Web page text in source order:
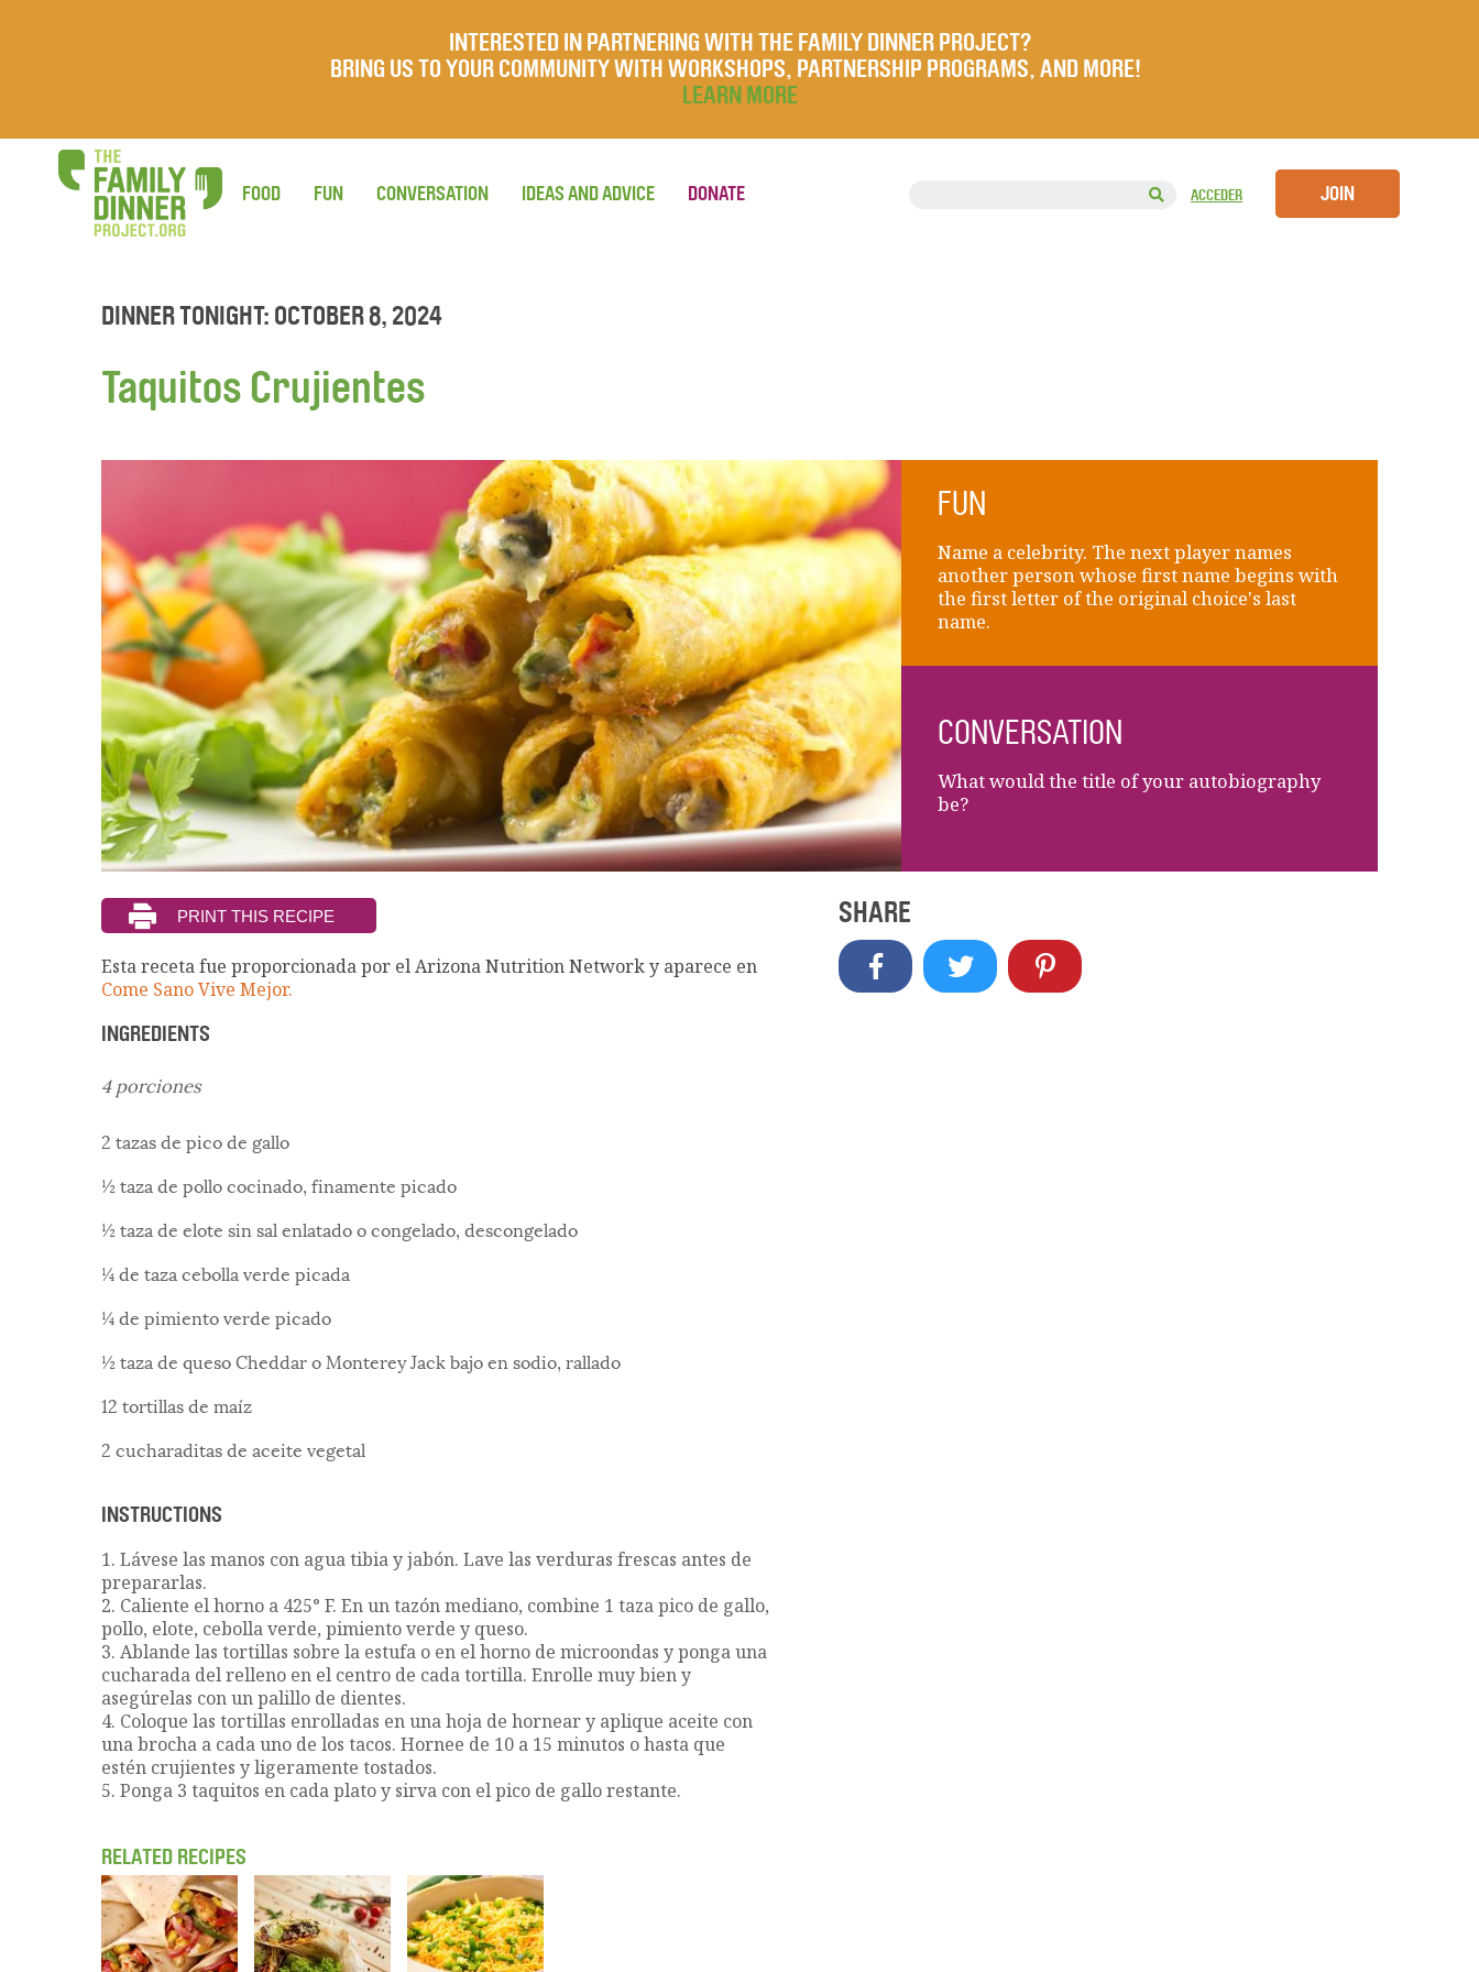
INTERESTED IN PARTNERING WITH THE FAMILY DINNER PROJECT?
BRING US TO YOUR COMMUNITY WITH WORKSHOPS, PARTNERSHIP PROGRAMS, AND MORE!
LEARN MORE
ACCEDER JOIN
FOOD FUN CONVERSATION IDEAS AND ADVICE DONATE
DINNER TONIGHT: OCTOBER 8, 2024
Taquitos Crujientes
FUN
Name a celebrity. The next player names
another person whose first name begins with
the first letter of the original choice's last
name.
CONVERSATION
What would the title of your autobiography
be?
Esta receta fue proporcionada por el Arizona Nutrition Network y aparece en
Come Sano Vive Mejor.
INGREDIENTS
4 porciones
2 tazas de pico de gallo
½ taza de pollo cocinado, finamente picado
½ taza de elote sin sal enlatado o congelado, descongelado
¼ de taza cebolla verde picada
¼ de pimiento verde picado
½ taza de queso Cheddar o Monterey Jack bajo en sodio, rallado
12 tortillas de maíz
2 cucharaditas de aceite vegetal
INSTRUCTIONS
1. Lávese las manos con agua tibia y jabón. Lave las verduras frescas antes de
prepararlas.
2. Caliente el horno a 425° F. En un tazón mediano, combine 1 taza pico de gallo,
pollo, elote, cebolla verde, pimiento verde y queso.
3. Ablande las tortillas sobre la estufa o en el horno de microondas y ponga una
cucharada del relleno en el centro de cada tortilla. Enrolle muy bien y
asegúrelas con un palillo de dientes.
4. Coloque las tortillas enrolladas en una hoja de hornear y aplique aceite con
una brocha a cada uno de los tacos. Hornee de 10 a 15 minutos o hasta que
estén crujientes y ligeramente tostados.
5. Ponga 3 taquitos en cada plato y sirva con el pico de gallo restante.
RELATED RECIPES
SHARE